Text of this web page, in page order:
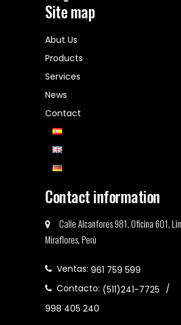
Site map
Abut Us
Products
Services
News
Contact
Contact information
Calle Alcanfores 981, Oficina 601,
Miraflores, Perú
Ventas: 961 759 599
Contacto: (511)241-7725
998 405 240